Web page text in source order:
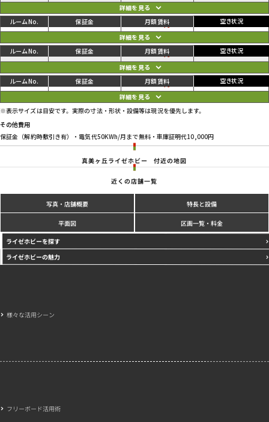
05 80,300円 85,800円 ご利用中
06 80,300円 85,800円 ご利用中
07 82,500円 88,000円 ご利用中
※表示サイズは目安です。実際の寸法・形状・設備等は現況を優先します。
その他費用
保証金（解約時敷引き有）・電気代50KWh/月まで無料・車庫証明代10,000円
真美ヶ丘ライゼホビー 付近の地図
近くの店舗一覧
写真・店舗概要 特長と設備
平面図 区画一覧・料金
ライゼホビーを探す
ライゼホビーの魅力
様々な活用シーン
フリーボード活用術